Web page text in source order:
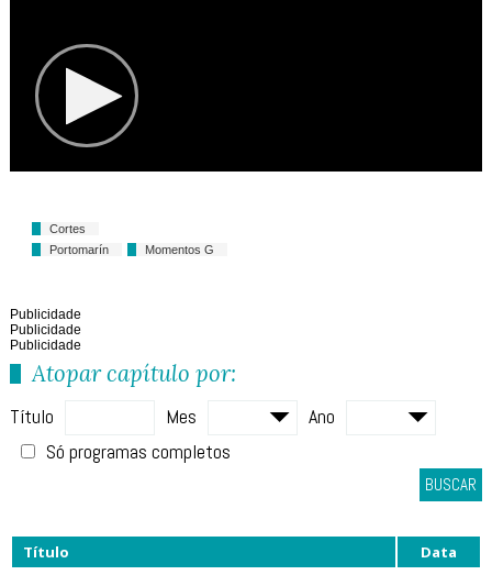
Cortes
Portomarín
Momentos G
Publicidade
Publicidade
Publicidade
Atopar capítulo por:
Título Mes
Ano
Só programas completos
BUSCAR
Título Data